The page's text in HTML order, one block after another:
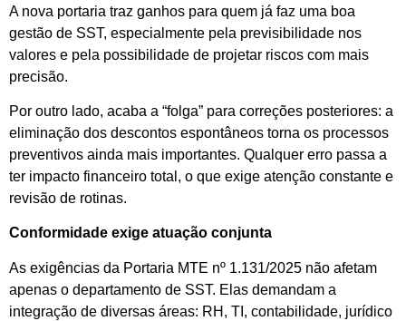
A nova portaria traz ganhos para quem já faz uma boa
gestão de SST, especialmente pela previsibilidade nos
valores e pela possibilidade de projetar riscos com mais
precisão.
Por outro lado, acaba a “folga” para correções posteriores: a
eliminação dos descontos espontâneos torna os processos
preventivos ainda mais importantes. Qualquer erro passa a
ter impacto financeiro total, o que exige atenção constante e
revisão de rotinas.
Conformidade exige atuação conjunta
As exigências da Portaria MTE nº 1.131/2025 não afetam
apenas o departamento de SST. Elas demandam a
integração de diversas áreas: RH, TI, contabilidade, jurídico